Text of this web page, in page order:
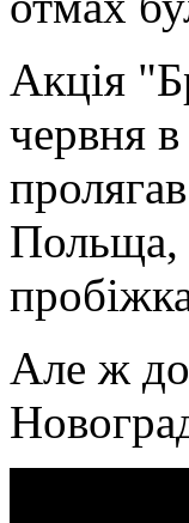
Акція
червня
Польща,
Але ж